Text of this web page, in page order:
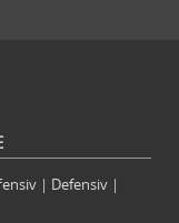
| Defensiv|